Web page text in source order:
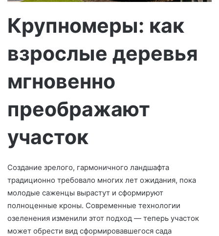
о
н
о
о
и
с
а
Крупномеры: как
взрослые деревья
мгновенно
преображают
участок
Создание зрелого, гармоничного ландшафта
традиционно требовало многих лет ожидания, пока
молодые саженцы вырастут и сформируют
полноценные кроны. Современные технологии
озеленения изменили этот подход — теперь участок
может обрести вид сформировавшегося сада